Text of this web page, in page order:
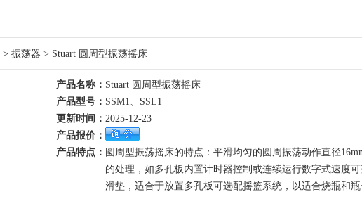
> 振荡器 > Stuart 圆周型振荡摇床
产品名称： Stuart 圆周型振荡摇床
产品型号： SSM1、SSL1
更新时间： 2025-12-23
产品报价：
产品特点： 圆周型振荡摇床的特点：平滑均匀的圆周振荡动作直径
的处理，如多孔板内置计时器控制或连续运行数字式速度
滑垫，适合于放置多孔板可选配摇篮系统，以适合烧瓶和